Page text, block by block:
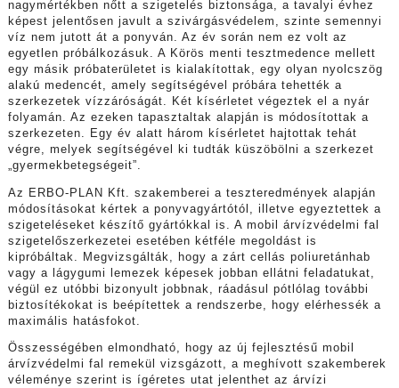
nagymértékben nőtt a szigetelés biztonsága, a tavalyi évhez
képest jelentősen javult a szivárgásvédelem, szinte semennyi
víz nem jutott át a ponyván. Az év során nem ez volt az
egyetlen próbálkozásuk. A Körös menti tesztmedence mellett
egy másik próbaterületet is kialakítottak, egy olyan nyolcszög
alakú medencét, amely segítségével próbára tehették a
szerkezetek vízzáróságát. Két kísérletet végeztek el a nyár
folyamán. Az ezeken tapasztaltak alapján is módosítottak a
szerkezeten. Egy év alatt három kísérletet hajtottak tehát
végre, melyek segítségével ki tudták küszöbölni a szerkezet
„gyermekbetegségeit”.
Az ERBO-PLAN Kft. szakemberei a teszteredmények alapján
módosításokat kértek a ponyvagyártótól, illetve egyeztettek a
szigeteléseket készítő gyártókkal is. A mobil árvízvédelmi fal
szigetelőszerkezetei esetében kétféle megoldást is
kipróbáltak. Megvizsgálták, hogy a zárt cellás poliuretánhab
vagy a lágygumi lemezek képesek jobban ellátni feladatukat,
végül ez utóbbi bizonyult jobbnak, ráadásul pótlólag további
biztosítékokat is beépítettek a rendszerbe, hogy elérhessék a
maximális hatásfokot.
Összességében elmondható, hogy az új fejlesztésű mobil
árvízvédelmi fal remekül vizsgázott, a meghívott szakemberek
véleménye szerint is ígéretes utat jelenthet az árvízi